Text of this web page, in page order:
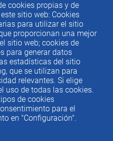
cookies propias y de
sitio web: Cookies
para utilizar el sitio
proporcionan una mejor
sitio web; cookies de
para generar datos
estadísticas del sitio
que se utilizan para
relevantes. Si elige
uso de todas las cookies.
de cookies
para el
en "Configuración".